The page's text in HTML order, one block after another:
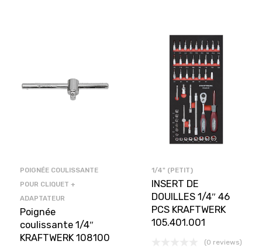
POIGNÉE COULISSANTE
POUR CLIQUET +
ADAPTATEUR
Poignée
coulissante 1/4″
KRAFTWERK 108100
1/4" (PETIT)
INSERT DE
DOUILLES 1/4″ 46
PCS KRAFTWERK
105.401.001
(0 reviews)